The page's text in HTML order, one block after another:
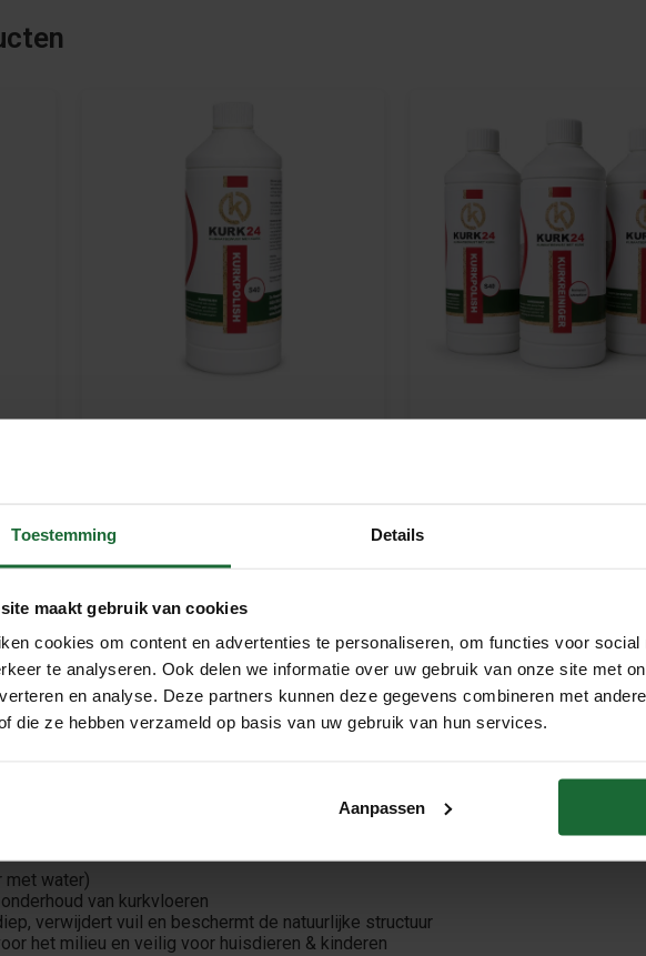
Toestemming Details
maakt gebruik van cookies
cookies om content en advertenties te personaliseren, om functies voor social
te analyseren. Ook delen we informatie over uw gebruik van onze site met
en analyse. Deze partners kunnen deze gegevens combineren met
die ze hebben verzameld op basis van uw gebruik van hun services.
Aanpassen
speciaal ontwikkeld omkurkvloeren effectief te reinigen en te verzorgen
blijft jouw vloer niet
De reiniger is
, veilig voor dagelijks gebruik en eenvoudig toe te
met water)
van kurkvloeren
verwijdert vuil en beschermt de natuurlijke structuur
het milieu en veilig voor huisdieren & kinderen